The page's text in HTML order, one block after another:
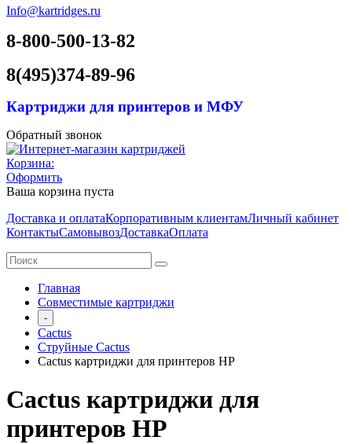
Info@kartridges.ru
8-800-500-13-82
8(495)374-89-96
Картриджи для принтеров и МФУ
Обратный звонок
Корзина:
Оформить
Ваша корзина пуста
Доставка и оплатаКорпоративным клиентамЛичный кабинет
КонтактыСамовывозДоставкаОплата
Главная
Совместимые картриджи
-
Cactus
Струйные Cactus
Cactus картриджи для принтеров HP
Cactus картриджи для
принтеров HP